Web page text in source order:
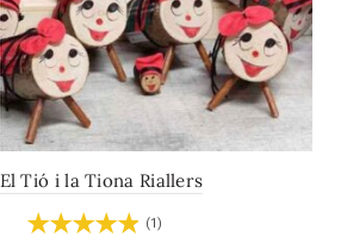
El Tió i la Tiona Riallers
(1)